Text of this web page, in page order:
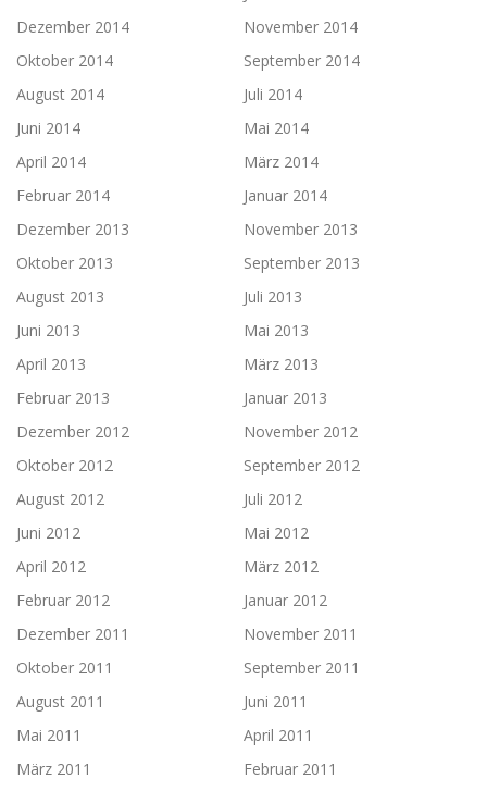
Dezember 2014
November 2014
Oktober 2014
September 2014
August 2014
Juli 2014
Juni 2014
Mai 2014
April 2014
März 2014
Februar 2014
Januar 2014
Dezember 2013
November 2013
Oktober 2013
September 2013
August 2013
Juli 2013
Juni 2013
Mai 2013
April 2013
März 2013
Februar 2013
Januar 2013
Dezember 2012
November 2012
Oktober 2012
September 2012
August 2012
Juli 2012
Juni 2012
Mai 2012
April 2012
März 2012
Februar 2012
Januar 2012
Dezember 2011
November 2011
Oktober 2011
September 2011
August 2011
Juni 2011
Mai 2011
April 2011
März 2011
Februar 2011